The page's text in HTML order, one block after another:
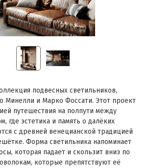
подвесных светильников,
Минелли и Марко Фоссати. Этот проект
путешествия на полпути между
где эстетика и память о далёких
с древней венецианской традицией
Форма светильника напоминает
которая падает и скользит вниз по
которые препятствуют её